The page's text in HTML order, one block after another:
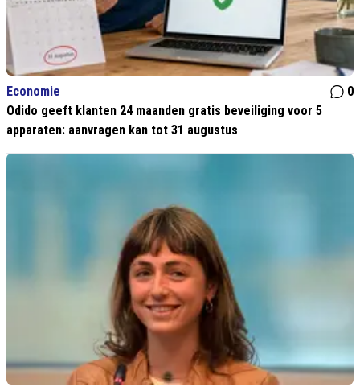
Economie
0
Odido geeft klanten 24 maanden gratis beveiliging voor 5
apparaten: aanvragen kan tot 31 augustus